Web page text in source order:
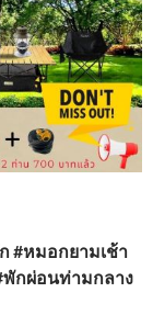
#หมอกยามเช้า
พักผ่อนท่ามกลาง